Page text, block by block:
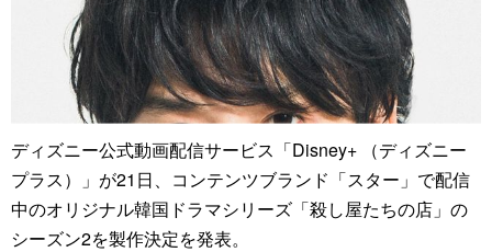
ディズニー公式動画配信サービス「Disney+ （ディズニー
プラス）」が21日、コンテンツブランド「スター」で配信
中のオリジナル韓国ドラマシリーズ「殺し屋たちの店」の
シーズン2を製作決定を発表。